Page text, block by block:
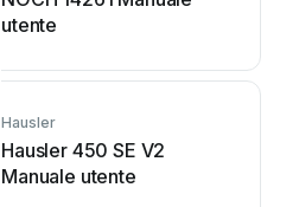
utente
Hausler
Hausler 450 SE V2
Manuale utente